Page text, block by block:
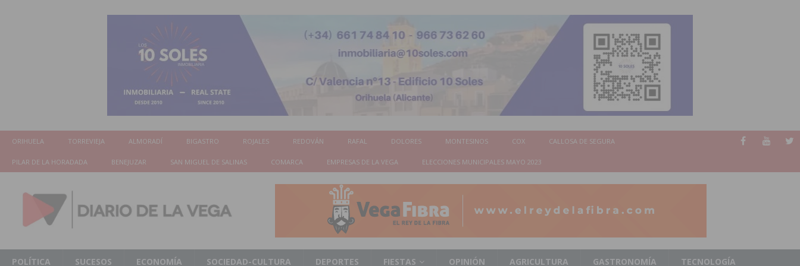
ORIHUELA TORREVIEJA ALMORADÍ BIGASTRO ROJALES REDOVÁN RAFAL DOLORES MONTESINOS COX CALLOSA DE SEGURA
PILAR DE LA HORADADA BENEJUZAR SAN MIGUEL DE SALINAS COMARCA EMPRESAS DE LA VEGA ELECCIONES MUNICIPALES MAYO 2023
POLÍTICA SUCESOS ECONOMÍA SOCIEDAD-CULTURA DEPORTES FIESTAS OPINIÓN AGRICULTURA GASTRONOMÍA TECNOLOGÍA